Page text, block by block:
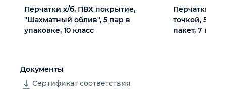
Перчатки х/б, ПВХ покрытие,
"Шахматный облив", 5 пар в
упаковке, 10 класс
Перчатки
точкой, 5
пакет, 7 класс
Документы
Сертификат соответствия